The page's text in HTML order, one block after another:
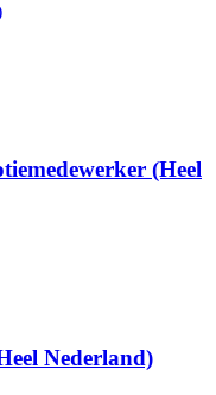
(Heel
Nederland)